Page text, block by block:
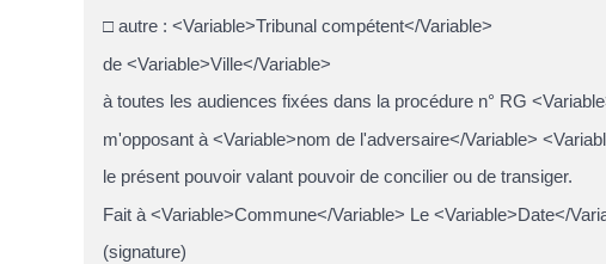
□ autre : <Variable>Tribunal compétent</Variable>
de <Variable>Ville</Variable>
à toutes les audiences fixées dans la procédure n° RG
m'opposant à <Variable>nom de l'adversaire</Variable>
le présent pouvoir valant pouvoir de concilier ou de transiger.
Fait à <Variable>Commune</Variable> Le <Variable>Date</
(signature)